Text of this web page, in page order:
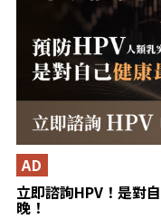
立即諮詢HPV！是對
晚！
AD